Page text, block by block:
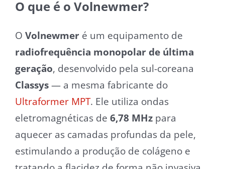
O que é o Volnewmer?
O Volnewmer é um equipamento de
radiofrequência monopolar de última
geração, desenvolvido pela sul-coreana
Classys — a mesma fabricante do
Ultraformer MPT. Ele utiliza ondas
eletromagnéticas de 6,78 MHz para
aquecer as camadas profundas da pele,
estimulando a produção de colágeno e